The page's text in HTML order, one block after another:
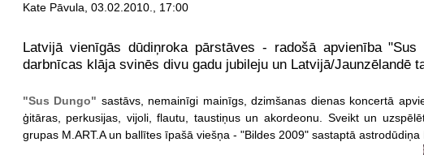
Kate Pāvula, 03.02.2010., 17:00
Latvijā vienīgās dūdiņroka pārstāves - radošā apvienība
darbnīcas klāja svinēs divu gadu jubileju un Latvijā/Jaunzēlandē
"Sus Dungo" sastāvs, nemainīgi mainīgs, dzimšanas dienas koncertā
ģitāras, perkusijas, vijoli, flautu, taustiņus un akordeonu. Sveikt un
grupas M.ART.A un ballītes īpašā viešņa - "Bildes 2009" sastaptā astrodūdiņa